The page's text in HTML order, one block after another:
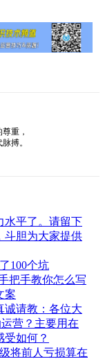
重，
搏。
水平了。请留下
斗胆为大家提供
100个坑
把手教你怎么写
案
诚请教：各位大
营？主要用在
受如何？
将前人亏损算在